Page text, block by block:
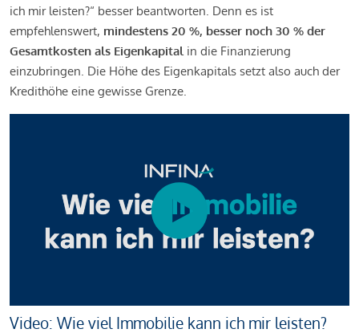
ich mir leisten?“ besser beantworten. Denn es ist
empfehlenswert, mindestens 20 %, besser noch 30 % der
Gesamtkosten als Eigenkapital in die Finanzierung
einzubringen. Die Höhe des Eigenkapitals setzt also auch der
Kredithöhe eine gewisse Grenze.
Video: Wie viel Immobilie kann ich mir leisten?